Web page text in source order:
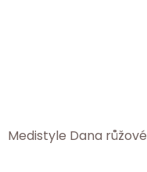
Medistyle Dana růžové